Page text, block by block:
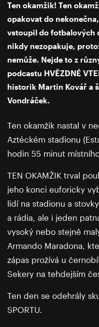
Ten okamžik! Ten
opakovat do
vstoupil do fotbalových
nikdy nezopakuje,
nemůže. Nejde to z
podcastu HVĚZDNÉ
historik Martin Kovář a
Vondráček.
Ten okamžik nastal v
Aztéckém stadionu
hodin 55 minut
TEN OKAMŽIK trval
jeho konci euforicky
lidí na stadionu a
a rádia, ale i jeden
vysoký nebo stejně
Armando Maradona,
zápas prožívá u
Sekery na tehdejším
Ten den se odehrály
SPORTU.